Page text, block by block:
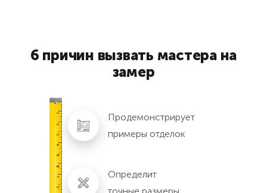
6 причин вызвать мастера на
замер
Продемонстрирует
примеры отделок
Определит